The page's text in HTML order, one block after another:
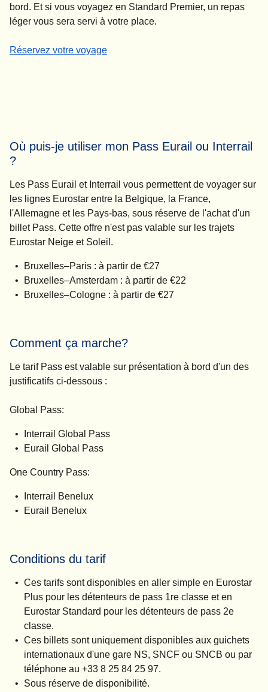
bord. Et si vous voyagez en Standard Premier, un repas
léger vous sera servi à votre place.
Réservez votre voyage
-Voyager sur les lignes Eurostar de Londres
Où puis-je utiliser mon Pass Eurail ou Interrail
?
Les Pass Eurail et Interrail vous permettent de voyager sur
les lignes Eurostar entre la Belgique, la France,
l'Allemagne et les Pays-bas, sous réserve de l'achat d'un
billet Pass. Cette offre n'est pas valable sur les trajets
Eurostar Neige et Soleil.
Bruxelles–Paris : à partir de €27
Bruxelles–Amsterdam : à partir de €22
Bruxelles–Cologne : à partir de €27
Comment ça marche?
Le tarif Pass est valable sur présentation à bord d'un des
justificatifs ci-dessous :
Global Pass:
Interrail Global Pass
Eurail Global Pass
One Country Pass:
Interrail Benelux
Eurail Benelux
Conditions du tarif
Ces tarifs sont disponibles en aller simple en Eurostar
Plus pour les détenteurs de pass 1re classe et en
Eurostar Standard pour les détenteurs de pass 2e
classe.
Ces billets sont uniquement disponibles aux guichets
internationaux d'une gare NS, SNCF ou SNCB ou par
téléphone au +33 8 25 84 25 97.
Sous réserve de disponibilité.